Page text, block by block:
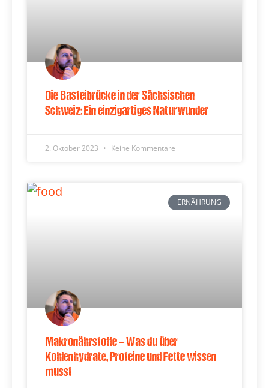
Die Basteibrücke in der Sächsischen
Schweiz: Ein einzigartiges Naturwunder
2. Oktober 2023 Keine Kommentare
ERNÄHRUNG
Makronährstoffe – Was du über
Kohlenhydrate, Proteine und Fette wissen
musst